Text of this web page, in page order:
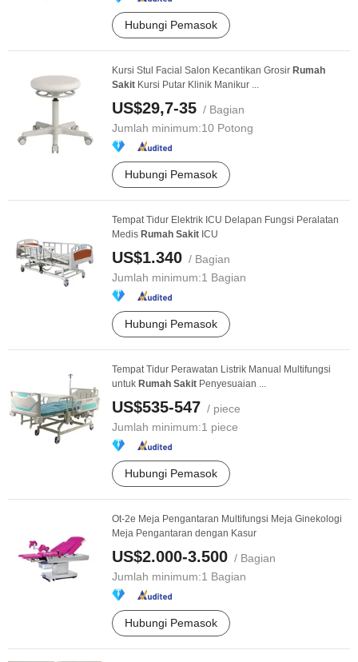
Hubungi Pemasok
Kursi Stul Facial Salon Kecantikan Grosir Rumah
Sakit Kursi Putar Klinik Manikur ...
US$29,7-35 / Bagian
Jumlah minimum:10 Potong
Hubungi Pemasok
Tempat Tidur Elektrik ICU Delapan Fungsi Peralatan
Medis Rumah Sakit ICU
US$1.340 / Bagian
Jumlah minimum:1 Bagian
Hubungi Pemasok
Tempat Tidur Perawatan Listrik Manual Multifungsi
untuk Rumah Sakit Penyesuaian ...
US$535-547 / piece
Jumlah minimum:1 piece
Hubungi Pemasok
Ot-2e Meja Pengantaran Multifungsi Meja Ginekologi
Meja Pengantaran dengan Kasur
US$2.000-3.500 / Bagian
Jumlah minimum:1 Bagian
Hubungi Pemasok